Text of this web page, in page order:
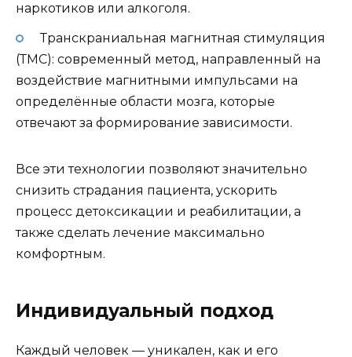
наркотиков или алкоголя.
Транскраниальная магнитная стимуляция
(ТМС): современный метод, направленный на
воздействие магнитными импульсами на
определённые области мозга, которые
отвечают за формирование зависимости.
Все эти технологии позволяют значительно
снизить страдания пациента, ускорить
процесс детоксикации и реабилитации, а
также сделать лечение максимально
комфортным.
Индивидуальный подход
Каждый человек — уникален, как и его